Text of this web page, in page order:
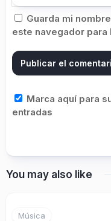
Guarda mi
este navegador
Marca aquí para
entradas
You may also like
Música